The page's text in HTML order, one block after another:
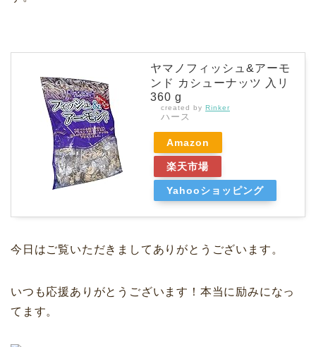
ヤマノフィッシュ&アーモ
ンド カシューナッツ 入リ
360 g
created by Rinker
ハース
Amazon
楽天市場
Yahooショッピング
今日はご覧いただきましてありがとうございます。
いつも応援ありがとうございます！本当に励みになっ
てます。